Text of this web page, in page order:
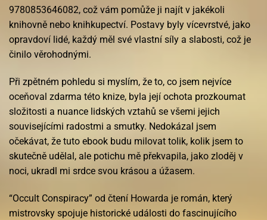
9780853646082, což vám pomůže ji najít v jakékoli
knihovně nebo knihkupectví. Postavy byly vícevrstvé, jako
opravdoví lidé, každý měl své vlastní síly a slabosti, což je
činilo věrohodnými.
Při zpětném pohledu si myslím, že to, co jsem nejvíce
oceňoval zdarma této knize, byla její ochota prozkoumat
složitosti a nuance lidských vztahů se všemi jejich
souvisejícími radostmi a smutky. Nedokázal jsem
očekávat, že tuto ebook budu milovat tolik, kolik jsem to
skutečně udělal, ale potichu mě překvapila, jako zloděj v
noci, ukradl mi srdce svou krásou a úžasem.
“Occult Conspiracy” od čtení Howarda je román, který
mistrovsky spojuje historické události do fascinujícího